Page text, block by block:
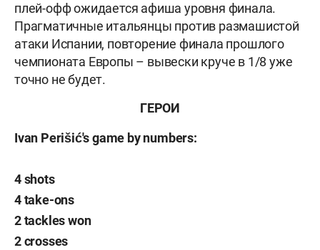
плей-офф ожидается афиша уровня финала.
Прагматичные итальянцы против размашистой
атаки Испании, повторение финала прошлого
чемпионата Европы – вывески круче в 1/8 уже
точно не будет.
ГЕРОИ
Ivan Perišić's game by numbers:
4 shots
4 take-ons
2 tackles won
2 crosses